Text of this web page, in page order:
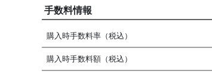
手数料情報
購入時手数料率（税込）
購入時手数料額（税込）